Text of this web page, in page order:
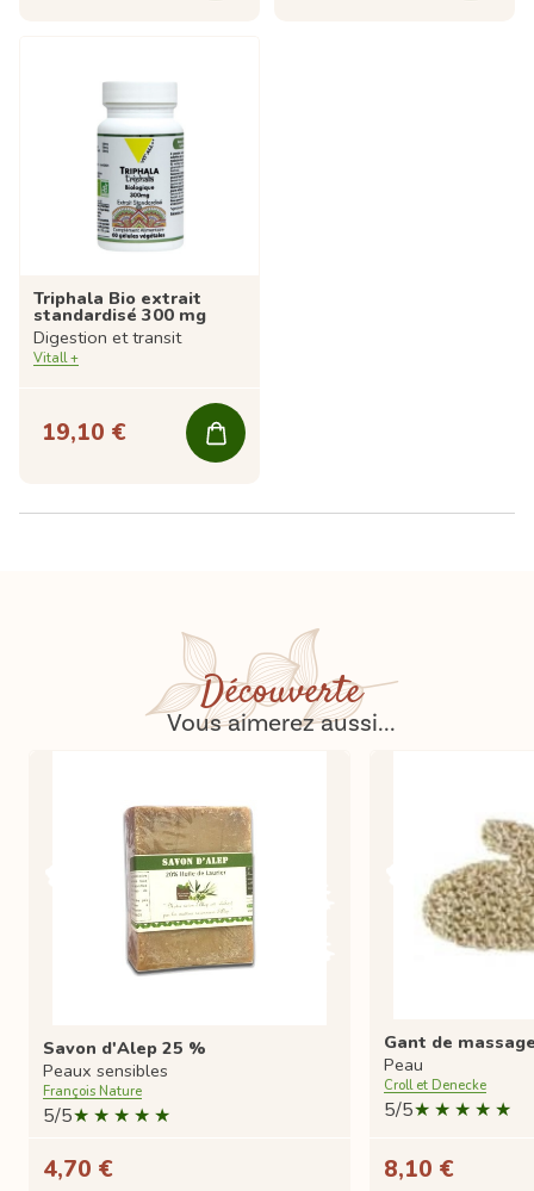
Triphala Bio extrait
standardisé 300 mg
Digestion et transit
Vitall +
19,10 €
Découverte
Vous aimerez aussi...
Savon d'Alep 25 %
Peaux sensibles
François Nature
5/5
4,70 €
Gant de
Peau
Croll et Denecke
5/5
8,10 €